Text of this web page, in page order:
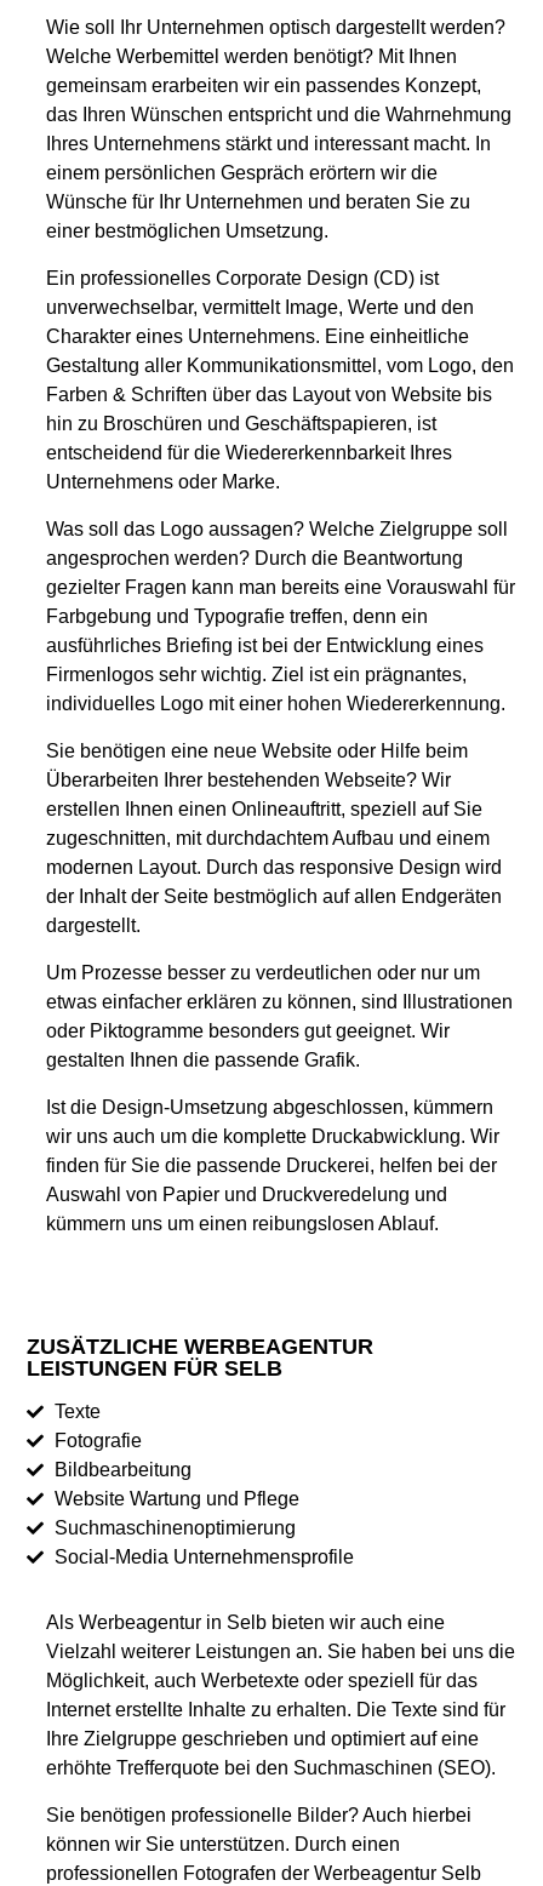
Wie soll Ihr Unternehmen optisch dargestellt werden?
Welche Werbemittel werden benötigt? Mit Ihnen
gemeinsam erarbeiten wir ein passendes Konzept,
das Ihren Wünschen entspricht und die Wahrnehmung
Ihres Unternehmens stärkt und interessant macht. In
einem persönlichen Gespräch erörtern wir die
Wünsche für Ihr Unternehmen und beraten Sie zu
einer bestmöglichen Umsetzung.
Ein professionelles Corporate Design (CD) ist
unverwechselbar, vermittelt Image, Werte und den
Charakter eines Unternehmens. Eine einheitliche
Gestaltung aller Kommunikationsmittel, vom Logo, den
Farben & Schriften über das Layout von Website bis
hin zu Broschüren und Geschäftspapieren, ist
entscheidend für die Wiedererkennbarkeit Ihres
Unternehmens oder Marke.
Was soll das Logo aussagen? Welche Zielgruppe soll
angesprochen werden? Durch die Beantwortung
gezielter Fragen kann man bereits eine Vorauswahl für
Farbgebung und Typografie treffen, denn ein
ausführliches Briefing ist bei der Entwicklung eines
Firmenlogos sehr wichtig. Ziel ist ein prägnantes,
individuelles Logo mit einer hohen Wiedererkennung.
Sie benötigen eine neue Website oder Hilfe beim
Überarbeiten Ihrer bestehenden Webseite? Wir
erstellen Ihnen einen Onlineauftritt, speziell auf Sie
zugeschnitten, mit durchdachtem Aufbau und einem
modernen Layout. Durch das responsive Design wird
der Inhalt der Seite bestmöglich auf allen Endgeräten
dargestellt.
Um Prozesse besser zu verdeutlichen oder nur um
etwas einfacher erklären zu können, sind Illustrationen
oder Piktogramme besonders gut geeignet. Wir
gestalten Ihnen die passende Grafik.
Ist die Design-Umsetzung abgeschlossen, kümmern
wir uns auch um die komplette Druckabwicklung. Wir
finden für Sie die passende Druckerei, helfen bei der
Auswahl von Papier und Druckveredelung und
kümmern uns um einen reibungslosen Ablauf.
ZUSÄTZLICHE WERBEAGENTUR
LEISTUNGEN FÜR SELB
Texte
Fotografie
Bildbearbeitung
Website Wartung und Pflege
Suchmaschinenoptimierung
Social-Media Unternehmensprofile
Als Werbeagentur in Selb bieten wir auch eine
Vielzahl weiterer Leistungen an. Sie haben bei uns die
Möglichkeit, auch Werbetexte oder speziell für das
Internet erstellte Inhalte zu erhalten. Die Texte sind für
Ihre Zielgruppe geschrieben und optimiert auf eine
erhöhte Trefferquote bei den Suchmaschinen (SEO).
Sie benötigen professionelle Bilder? Auch hierbei
können wir Sie unterstützen. Durch einen
professionellen Fotografen der Werbeagentur Selb